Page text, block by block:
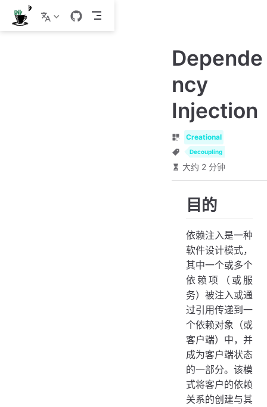
跳
至
Depende
ncy
Injection
Creational
Decoupling
大约 2 分钟
目的
依赖注入是一种
软件设计模式，
其中一个或多个
依赖项（或服
务）被注入或通
过引用传递到一
个依赖对象（或
客户端）中，并
成为客户端状态
的一部分。该模
式将客户的依赖
关系的创建与其